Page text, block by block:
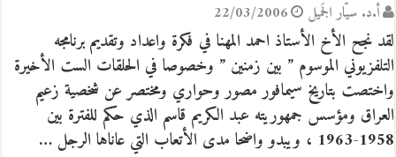
أ.د. سيّار الجَميل 22/03/2006
لقد نجح الأخ الأستاذ احمد المهنا في فكرة واعداد وتقديم برنامجه
التلفزيوني الموسوم ” بين زمنين ” وخصوصا في الحلقات الست الأخيرة
واختصت بتاريخ سيمافور مصور وحواري ومختصر عن شخصية زعيم
العراق ومؤسس جمهوريته عبد الكريم قاسم الذي حكم للفترة بين
1958-1963 ، ويبدو واضحا مدى الأتعاب التي عاناها الرجل …